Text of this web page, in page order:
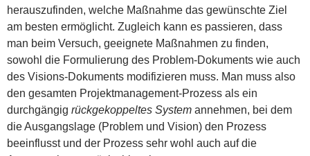
herauszufinden, welche Maßnahme das gewünschte Ziel
am besten ermöglicht. Zugleich kann es passieren, dass
man beim Versuch, geeignete Maßnahmen zu finden,
sowohl die Formulierung des Problem-Dokuments wie auch
des Visions-Dokuments modifizieren muss. Man muss also
den gesamten Projektmanagement-Prozess als ein
durchgängig rückgekoppeltes System annehmen, bei dem
die Ausgangslage (Problem und Vision) den Prozess
beeinflusst und der Prozess sehr wohl auch auf die